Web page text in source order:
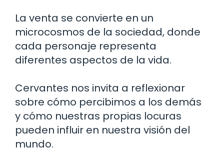
La venta se convierte en un
microcosmos de la sociedad, donde
cada personaje representa
diferentes aspectos de la vida.
Cervantes nos invita a reflexionar
sobre cómo percibimos a los demás
y cómo nuestras propias locuras
pueden influir en nuestra visión del
mundo.